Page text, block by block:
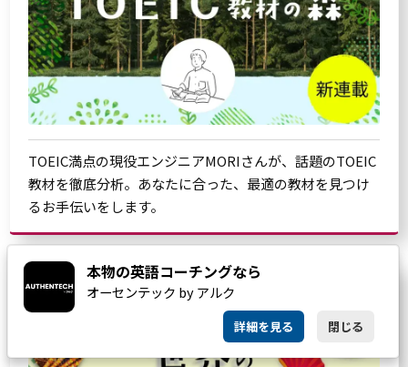
TOEIC満点の現役エンジニアMORIさんが、話題のTOEIC
教材を徹底分析。あなたに合った、最適の教材を見つけ
るお手伝いをします。
本物の英語コーチングなら
オーセンテック by アルク
詳細を見る 閉じる